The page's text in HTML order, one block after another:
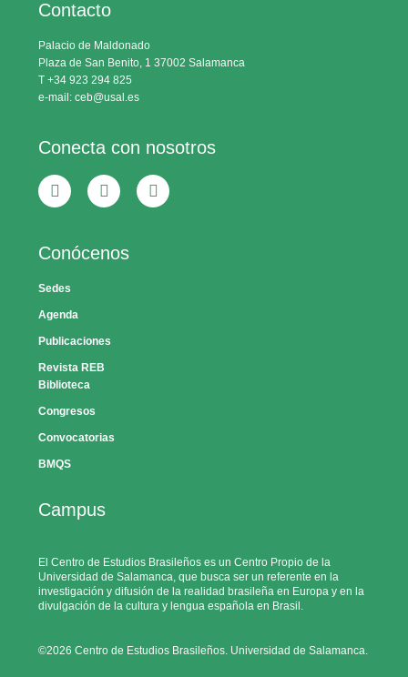
Contacto
Palacio de Maldonado
Plaza de San Benito, 1 37002 Salamanca
T +34 923 294 825
e-mail: ceb@usal.es
Conecta con nosotros
Conócenos
Sedes
Agenda
Publicaciones
Revista REB
Biblioteca
Congresos
Convocatorias
BMQS
Campus
El Centro de Estudios Brasileños es un Centro Propio de la
Universidad de Salamanca, que busca ser un referente en la
investigación y difusión de la realidad brasileña en Europa y en la
divulgación de la cultura y lengua española en Brasil.
©2026 Centro de Estudios Brasileños. Universidad de Salamanca.